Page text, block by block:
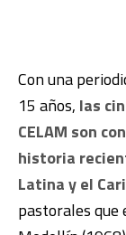
Con una
15 años, las
CELAM son
historia
Latina y el
pastorales que